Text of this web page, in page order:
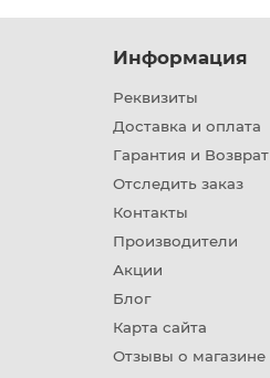
Информация
Реквизиты
Доставка и оплата
Гарантия и Возврат
Отследить заказ
Контакты
Производители
Акции
Блог
Карта сайта
Отзывы о магазине